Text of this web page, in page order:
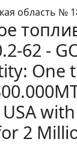
область №
62 -
One
2